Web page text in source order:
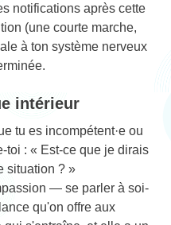
notifications après cette
(une courte marche,
à ton système nerveux
intérieur
tu es incompétent·e ou
toi : « Est-ce que je dirais
situation ? »
— se parler à soi-
qu'on offre aux